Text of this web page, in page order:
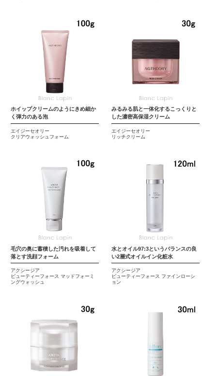
ホイップクリームのようにきめ細か
く弾力のある泡
エイジーセオリー
クリアウォッシュフォーム
みるみる肌と一体化するこっくりと
した濃密高保湿クリーム
エイジーセオリー
リッチクリーム
毛穴の奥に蓄積した汚れを吸着して
落とす洗顔フォーム
アクシージア
ビューティーフォース マッドフォーミ
ングウォッシュ
水とオイル97:3というバランスの良
い2層式オイルイン化粧水
アクシージア
ビューティーフォース ファインローシ
ョン